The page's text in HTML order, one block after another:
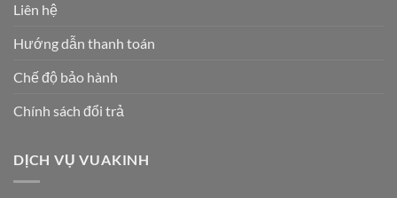
Liên hệ
Hướng dẫn thanh toán
Chế độ bảo hành
Chính sách đổi trả
DỊCH VỤ VUAKINH